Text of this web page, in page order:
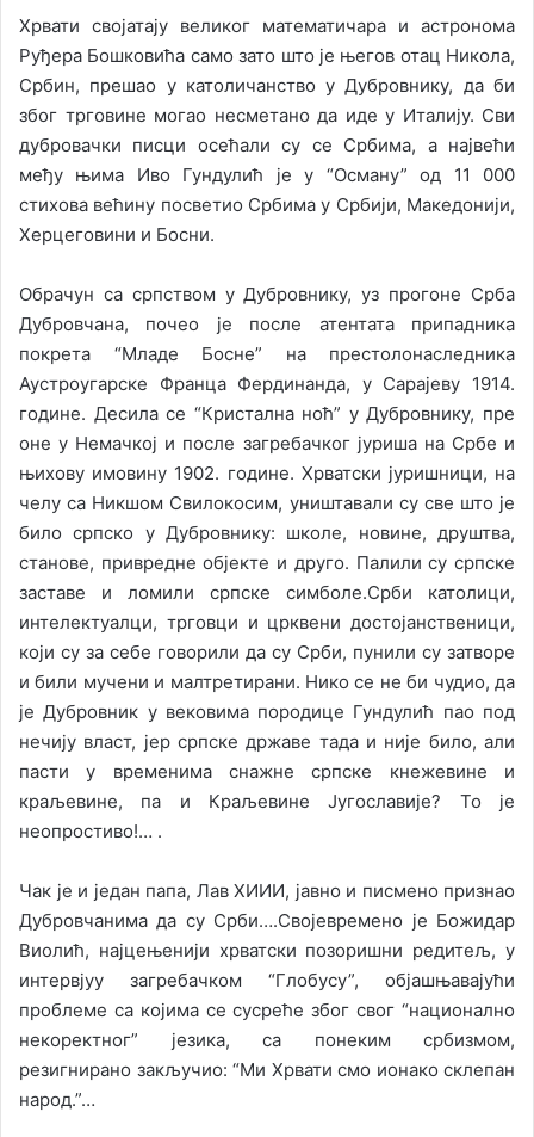
Хрвати својатају великог математичара и астронома
Руђера Бошковића само зато што је његов отац Никола,
Србин, прешао у католичанство у Дубровнику, да би
због трговине могао несметано да иде у Италију. Сви
дубровачки писци осећали су се Србима, а највећи
међу њима Иво Гундулић је у “Осману” од 11 000
стихова већину посветио Србима у Србији, Македонији,
Херцеговини и Босни.
Обрачун са српством у Дубровнику, уз прогоне Срба
Дубровчана, почео је после атентата припадника
покрета “Младе Босне” на престолонаследника
Аустроугарске Франца Фердинанда, у Сарајеву 1914.
године. Десила се “Кристална ноћ” у Дубровнику, пре
оне у Немачкој и после загребачког јуриша на Србе и
њихову имовину 1902. године. Хрватски јуришници, на
челу са Никшом Свилокосим, уништавали су све што је
било српско у Дубровнику: школе, новине, друштва,
станове, привредне објекте и друго. Палили су српске
заставе и ломили српске симболе.Срби католици,
интелектуалци, трговци и црквени достојанственици,
који су за себе говорили да су Срби, пунили су затворе
и били мучени и малтретирани. Нико се не би чудио, да
је Дубровник у вековима породице Гундулић пао под
нечију власт, јер српске државе тада и није било, али
пасти у временима снажне српске кнежевине и
краљевине, па и Краљевине Југославије? То је
неопростиво!… .
Чак је и један папа, Лав XИИИ, јавно и писмено признао
Дубровчанима да су Срби….Својевремено је Божидар
Виолић, најцењенији хрватски позоришни редитељ, у
интервјуу загребачком “Глобусу”, објашњавајући
проблеме са којима се сусреће због свог “национално
некоректног” језика, са понеким србизмом,
резигнирано закључио: “Ми Хрвати смо ионако склепан
народ.”…